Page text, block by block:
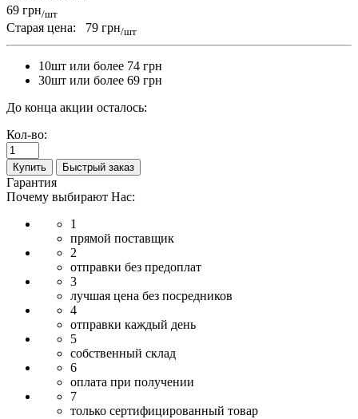
69 грн/шт
Старая цена: 79 грн/шт
10шт или более 74 грн
30шт или более 69 грн
До конца акции осталось:
Кол-во:
Купить Быстрый заказ
Гарантия
Почему выбирают Нас:
1
прямой поставщик
2
отправки без предоплат
3
лучшая цена без посредников
4
отправки каждый день
5
собственный склад
6
оплата при получении
7
только сертифицированный товар